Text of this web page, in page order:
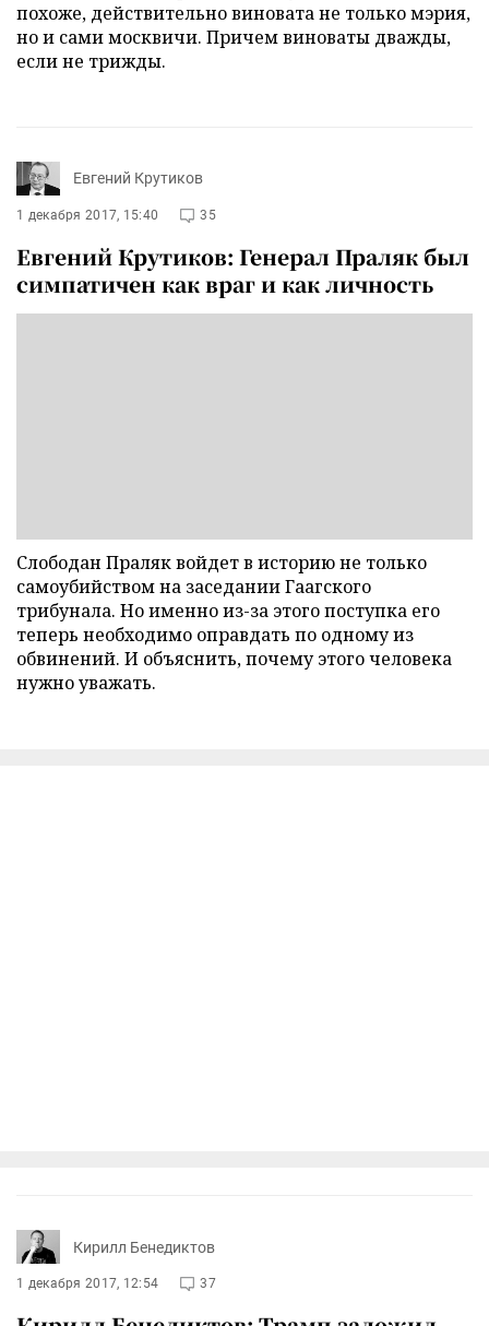
похоже, действительно виновата не только мэрия,
но и сами москвичи. Причем виноваты дважды,
если не трижды.
Евгений Крутиков
1 декабря 2017, 15:40 35
Евгений Крутиков: Генерал Праляк был
симпатичен как враг и как личность
Слободан Праляк войдет в историю не только
самоубийством на заседании Гаагского
трибунала. Но именно из-за этого поступка его
теперь необходимо оправдать по одному из
обвинений. И объяснить, почему этого человека
нужно уважать.
Кирилл Бенедиктов
1 декабря 2017, 12:54 37